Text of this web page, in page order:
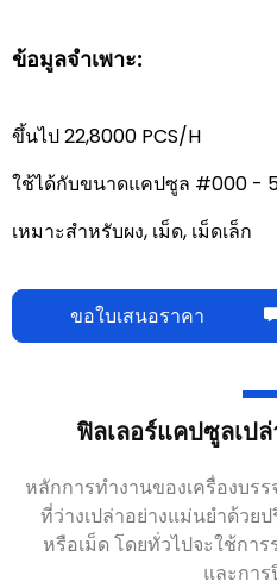
ข้อมูลจำเพาะ:
ขึ้นไป 22,8000 PCS/H
ใช้ได้กับขนาดแคปซูล #000 -
เหมาะสำหรับผง, เม็ด, เม็ดเล็ก
ขอใบเสนอราคา
ฟิลเลอร์แคปซูลเปล่
หลักการทำงานของเครื่องบร
ที่ว่างเปล่าอย่างแม่นยำด้วย
หรือเม็ด โดยทั่วไปจะใช้กา
และกา